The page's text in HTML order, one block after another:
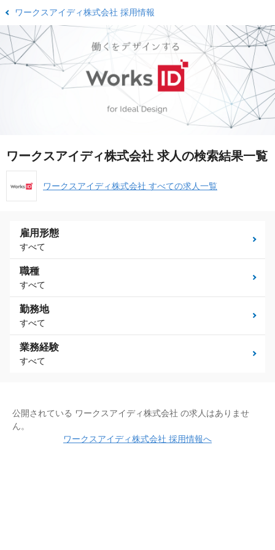
ワークスアイディ株式会社 採用情報
ワークスアイディ株式会社 求人の検索結果一覧
ワークスアイディ株式会社 すべての求人一覧
雇用形態
すべて
職種
すべて
勤務地
すべて
業務経験
すべて
公開されている ワークスアイディ株式会社 の求人はありませ
ん。
ワークスアイディ株式会社 採用情報へ